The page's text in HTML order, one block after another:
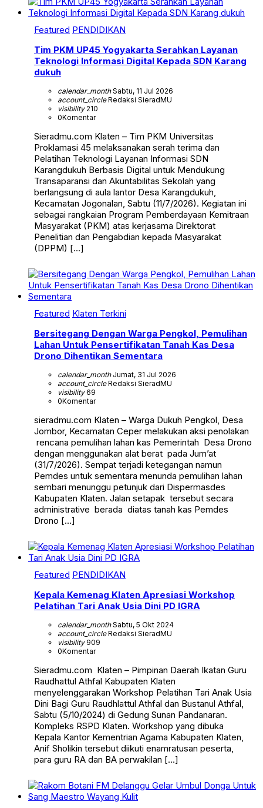
Featured PENDIDIKAN
Tim PKM UP45 Yogyakarta Serahkan Layanan
Teknologi Informasi Digital Kepada SDN Karang
dukuh
calendar_monthSabtu, 11 Jul 2026
account_circleRedaksi SieradMU
visibility210
0Komentar
Sieradmu.com Klaten – Tim PKM Universitas
Proklamasi 45 melaksanakan serah terima dan
Pelatihan Teknologi Layanan Informasi SDN
Karangdukuh Berbasis Digital untuk Mendukung
Transaparansi dan Akuntabilitas Sekolah yang
berlangsung di aula lantor Desa Karangdukuh,
Kecamatan Jogonalan, Sabtu (11/7/2026). Kegiatan ini
sebagai rangkaian Program Pemberdayaan Kemitraan
Masyarakat (PKM) atas kerjasama Direktorat
Penelitian dan Pengabdian kepada Masyarakat
(DPPM) […]
Featured Klaten Terkini
Bersitegang Dengan Warga Pengkol, Pemulihan
Lahan Untuk Pensertifikatan Tanah Kas Desa
Drono Dihentikan Sementara
calendar_monthJumat, 31 Jul 2026
account_circleRedaksi SieradMU
visibility69
0Komentar
sieradmu.com Klaten – Warga Dukuh Pengkol, Desa
Jombor, Kecamatan Ceper melakukan aksi penolakan
rencana pemulihan lahan kas Pemerintah Desa Drono
dengan menggunakan alat berat pada Jum’at
(31/7/2026). Sempat terjadi ketegangan namun
Pemdes untuk sementara menunda pemulihan lahan
sembari menunggu petunjuk dari Dispermasdes
Kabupaten Klaten. Jalan setapak tersebut secara
administrative berada diatas tanah kas Pemdes
Drono […]
Featured PENDIDIKAN
Kepala Kemenag Klaten Apresiasi Workshop
Pelatihan Tari Anak Usia Dini PD IGRA
calendar_monthSabtu, 5 Okt 2024
account_circleRedaksi SieradMU
visibility909
0Komentar
Sieradmu.com Klaten – Pimpinan Daerah Ikatan Guru
Raudhattul Athfal Kabupaten Klaten
menyelenggarakan Workshop Pelatihan Tari Anak Usia
Dini Bagi Guru Raudhlattul Athfal dan Bustanul Athfal,
Sabtu (5/10/2024) di Gedung Sunan Pandanaran.
Kompleks RSPD Klaten. Workshop yang dibuka
Kepala Kantor Kementrian Agama Kabupaten Klaten,
Anif Sholikin tersebut diikuti enamratusan peserta,
para guru RA dan BA perwakilan […]